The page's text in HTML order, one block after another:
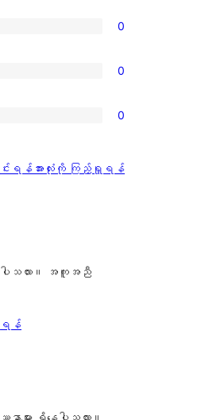
0
0
0
းရန်သုံးသပ်
အားလုံးကို ကြည့်ရှုရန်
ရှိပါသလား။ အကူအညီ
ရန်
ာများ ရှိနေပါသလား။